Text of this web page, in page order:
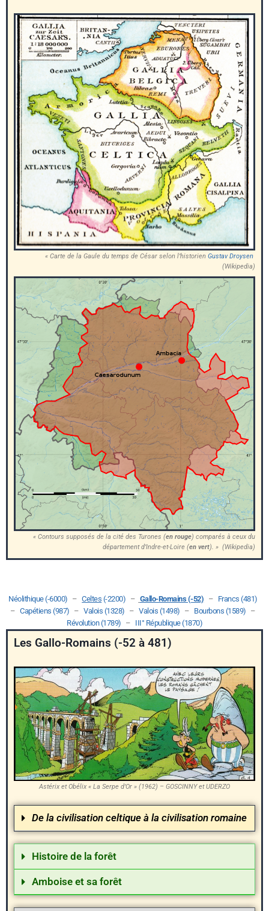
« Carte de la Gaule du temps de César selon l’historien Gustav Droysen
(Wikipedia)
« Contours supposés de la cité des Turones (en rouge) comparés à ceux du
département d’Indre-et-Loire (en vert). » (Wikipedia)
Néolithique (-6000) –Celtes (-2200) – Gallo-Romains (-52) – Francs (481)
–Capétiens (987) –Valois (1328) –Valois (1498) – Bourbons (1589) –
Révolution (1789) – III° République (1870)
Les Gallo-Romains (-52 à 481)
Astérix et Obélix « La Serpe d’Or » (1962) – GOSCINNY et UDERZO
De la civilisation celtique à la civilisation romaine
Histoire de la forêt
Amboise et sa forêt